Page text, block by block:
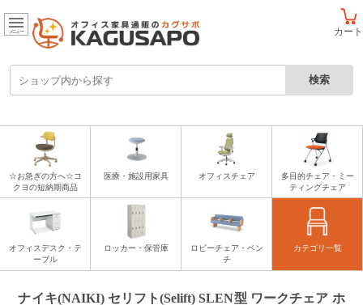
カート
メニュー
☆お急ぎの方へ☆コ
クヨの短納期商品
医療・施設用家具 オフィスチェア
多目的チェア・ミー
ティングチェア
オフィスデスク・テ
ーブル
ロッカー・保管庫
ロビーチェア・ベン
チ
カテゴリ一覧
ナイキ(NAIKI) セリフト(Selift) SLEN型 ワークチェア ホ